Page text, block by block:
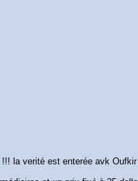
la verité est enterée avk